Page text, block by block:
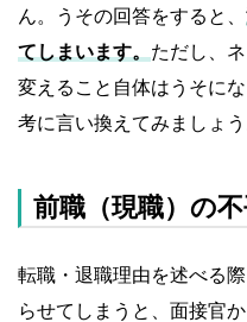
ん。うその回答をすると、
てしまいます。 ただし、
変えること自体はうそに
考に言い換えてみましょう
前職（現職）の
転職・退職理由を述べる
らせてしまうと、面接官